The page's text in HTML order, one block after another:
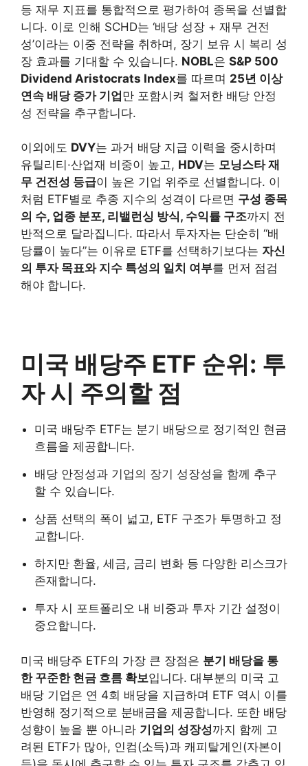
등 재무 지표를 통합적으로 평가하여 종목을 선별합
니다. 이로 인해 SCHD는 ‘배당 성장 + 재무 건전
성’이라는 이중 전략을 취하며, 장기 보유 시 복리 성
장 효과를 기대할 수 있습니다. NOBL은 S&P 500
Dividend Aristocrats Index를 따르며 25년 이상
연속 배당 증가 기업만 포함시켜 철저한 배당 안정
성 전략을 추구합니다.
이외에도 DVY는 과거 배당 지급 이력을 중시하며
유틸리티·산업재 비중이 높고, HDV는 모닝스타 재
무 건전성 등급이 높은 기업 위주로 선별합니다. 이
처럼 ETF별로 추종 지수의 성격이 다르면 구성 종목
의 수, 업종 분포, 리밸런싱 방식, 수익률 구조까지 전
반적으로 달라집니다. 따라서 투자자는 단순히 “배
당률이 높다”는 이유로 ETF를 선택하기보다는 자신
의 투자 목표와 지수 특성의 일치 여부를 먼저 점검
해야 합니다.
미국 배당주 ETF 순위: 투
자 시 주의할 점
미국 배당주 ETF는 분기 배당으로 정기적인 현금
흐름을 제공합니다.
배당 안정성과 기업의 장기 성장성을 함께 추구
할 수 있습니다.
상품 선택의 폭이 넓고, ETF 구조가 투명하고 정
교합니다.
하지만 환율, 세금, 금리 변화 등 다양한 리스크가
존재합니다.
투자 시 포트폴리오 내 비중과 투자 기간 설정이
중요합니다.
미국 배당주 ETF의 가장 큰 장점은 분기 배당을 통
한 꾸준한 현금 흐름 확보입니다. 대부분의 미국 고
배당 기업은 연 4회 배당을 지급하며 ETF 역시 이를
반영해 정기적으로 분배금을 제공합니다. 또한 배당
성향이 높을 뿐 아니라 기업의 성장성까지 함께 고
려된 ETF가 많아, 인컴(소득)과 캐피탈게인(자본이